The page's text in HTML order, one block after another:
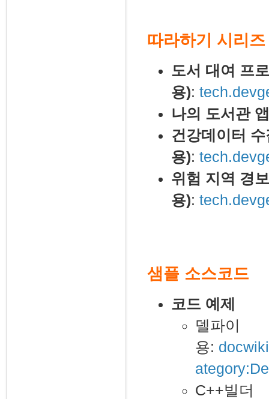
따라하기 시리즈
도서 대여 프
용):
나의 도서관
건강데이터
용):
위험 지역 경
용):
샘플 소스코드
코드 예제
델파이
용:
C++빌더